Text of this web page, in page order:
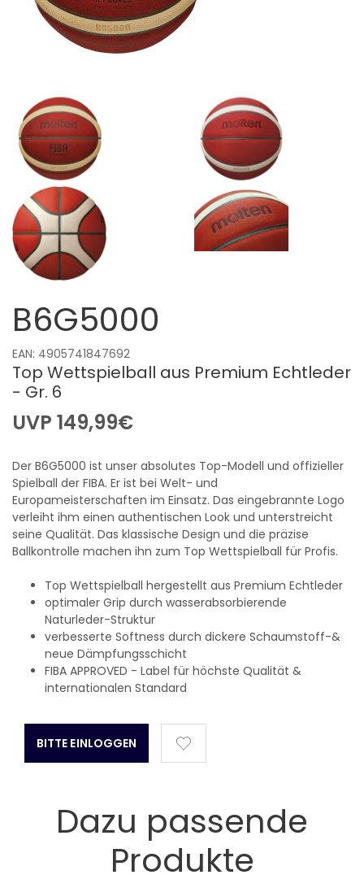
B6G5000
EAN: 4905741847692
Top Wettspielball aus Premium Echtleder
- Gr. 6
UVP 149,99€
Der B6G5000 ist unser absolutes Top-Modell und offizieller
Spielball der FIBA. Er ist bei Welt- und
Europameisterschaften im Einsatz. Das eingebrannte Logo
verleiht ihm einen authentischen Look und unterstreicht
seine Qualität. Das klassische Design und die präzise
Ballkontrolle machen ihn zum Top Wettspielball für Profis.
Top Wettspielball hergestellt aus Premium Echtleder
optimaler Grip durch wasserabsorbierende
Naturleder-Struktur
verbesserte Softness durch dickere Schaumstoff-&
neue Dämpfungsschicht
FIBA APPROVED - Label für höchste Qualität &
internationalen Standard
BITTE EINLOGGEN
Dazu passende
Produkte